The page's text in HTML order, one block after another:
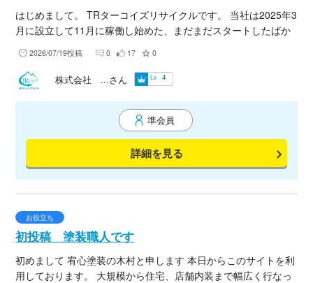
はじめまして。 TRターコイズリサイクルです。 当社は2025年3
月に設立して11月に稼働し始めた、まだまだスタートしたばか
と「丁寧さ」を大切に、一件一件の現場に誠実に向き合うこと
を心掛けています。 現在、現場管理経験者・重機オペレータ
ー・協力業者様との新たなご縁を探しています。 経験豊富な方
はもちろん、「もっと現場で力を発揮したい」「新しい環境で
頑張りたい」という向上心のある方とも、ぜひ一緒に仕事がで
きれば嬉しいです。 立ち上げたばかりの会社だからこそ、一人
ひとりの力が会社の成長に直結します。 「ただ仕事を頼む・受
ける」という関係ではなく、お互いに信頼し合い、長く付き合
えるパートナーとして一緒に会社を大きくしていけたらと思っ
ています。 若い会社だからこそフットワーク軽く、誠実に。
「また一緒に仕事をしたい」と思っていただける会社を目指し
ています。 ご興味を持っていただけましたら、お気軽にお声掛
けください。 素敵なご縁を楽しみにしております。
2026/07/19投稿 0 17 0
準会員
詳細を見る
株式会社 ...さん Lv 4
お役立ち
初投稿 塗装職人です
初めまして 宥心塗装の木村と申します 本日からこのサイトを利
用しております。 大規模から住宅、店舗内装まで幅広く行なっ